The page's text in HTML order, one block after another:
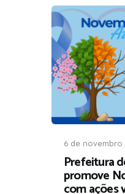
6 de novembro
Prefeitura
promove
com ações